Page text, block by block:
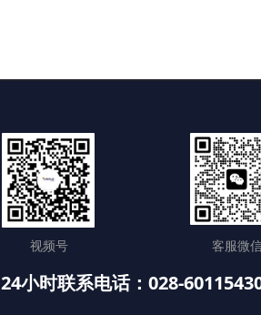
客服微
24小时联系电话：028-
视频号